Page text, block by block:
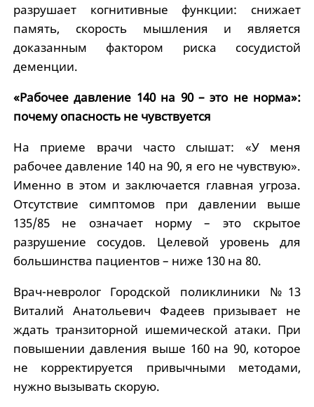
разрушает когнитивные функции: снижает
память, скорость мышления и является
доказанным фактором риска сосудистой
деменции.
«Рабочее давление 140 на 90 – это не норма»:
почему опасность не чувствуется
На приеме врачи часто слышат: «У меня
рабочее давление 140 на 90, я его не чувствую».
Именно в этом и заключается главная угроза.
Отсутствие симптомов при давлении выше
135/85 не означает норму – это скрытое
разрушение сосудов. Целевой уровень для
большинства пациентов – ниже 130 на 80.
Врач-невролог Городской поликлиники №13
Виталий Анатольевич Фадеев призывает не
ждать транзиторной ишемической атаки. При
повышении давления выше 160 на 90, которое
не корректируется привычными методами,
нужно вызывать скорую.